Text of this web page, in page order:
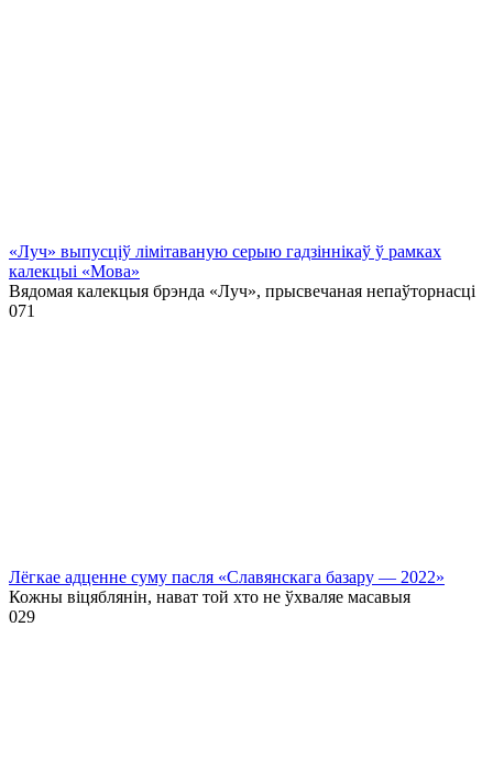
«Луч» выпусціў лiмiтаваную серыю гадзіннікаў ў рамках
калекцыі «Мова»
Вядомая калекцыя брэнда «Луч», прысвечаная непаўторнасці
071
Лёгкае адценне суму пасля «Славянскага базару — 2022»
Кожны віцяблянін, нават той хто не ўхваляе масавыя
029